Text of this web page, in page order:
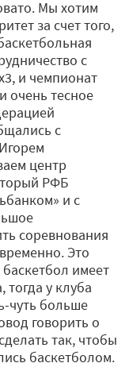
Мы хотим
за счет того,
с
и чемпионат
очень тесное
с
центр
РФБ
и с
соревнования
Это
имеет
тогда у клуба
чуть больше
говорить о
так, чтобы
баскетболом.